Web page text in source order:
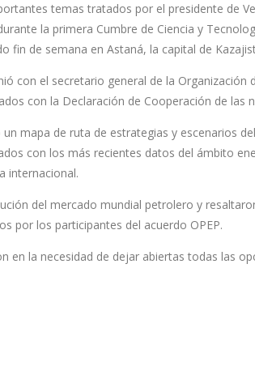
temas tratados por el presidente de
la primera Cumbre de Ciencia y
fin de semana en Astaná, la capital de
con el secretario general de la Organización
con la Declaración de Cooperación de las
mapa de ruta de estrategias y escenarios
con los más recientes datos del ámbito
internacional.
del mercado mundial petrolero y
por los participantes del acuerdo OPEP.
en la necesidad de dejar abiertas todas las